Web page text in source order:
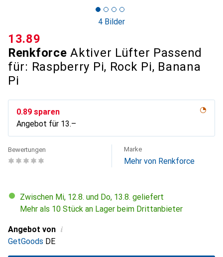
4 Bilder
Renkforce Aktiver Lüfter Passend
für: Raspberry Pi, Rock Pi, Banana
Pi
CHF
13.89
CHF
0.89 sparen
Angebot für CHF
13.–
Bewertungen Marke
Mehr von Renkforce
Zwischen Mi, 12.8. und Do, 13.8. geliefert
Mehr als 10 Stück an Lager beim Drittanbieter
Angebot von i
GetGoods DE